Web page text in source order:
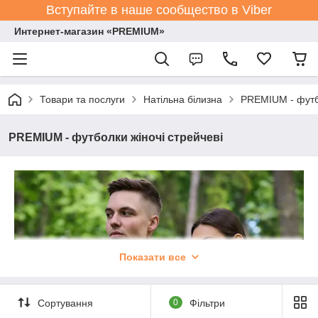
Вступайте в наше сообщество в Viber
Интернет-магазин «PREMIUM»
Товари та послуги Натільна білизна PREMIUM -
PREMIUM - футболки жіночі стрейчеві
Показати все
Сортування 0 Фільтри